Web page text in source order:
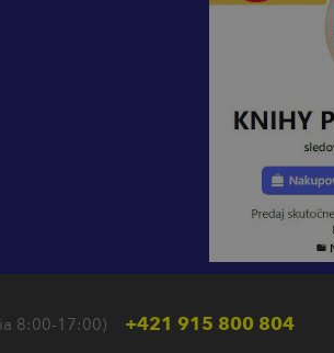
8:00-17:00) +421 915 800 804